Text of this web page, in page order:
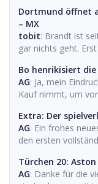
Dortmund öffnet
– MX
tobit: Brandt ist
gar nichts geht.
Bo henrikisiert die
AG: Ja, mein
Kauf nimmt, um
Extra: Der
AG: Ein frohes
den ersten
Türchen 20:
AG: Danke für die